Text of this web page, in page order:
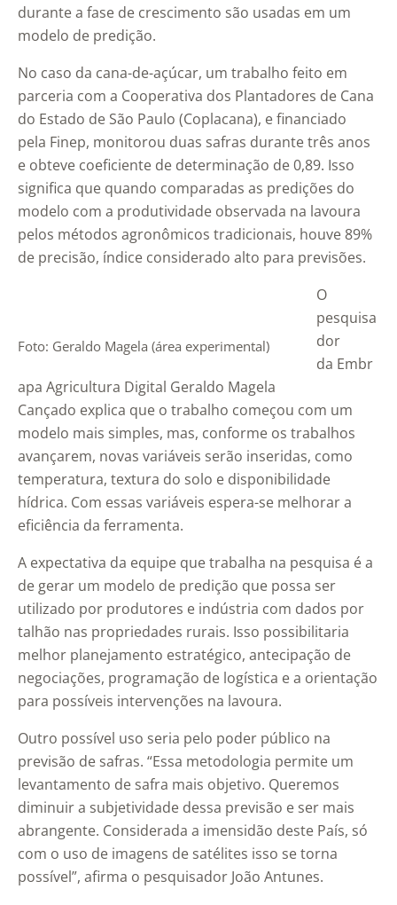
durante a fase de crescimento são usadas em um
modelo de predição.
No caso da cana-de-açúcar, um trabalho feito em
parceria com a Cooperativa dos Plantadores de Cana
do Estado de São Paulo (Coplacana), e financiado
pela Finep, monitorou duas safras durante três anos
e obteve coeficiente de determinação de 0,89. Isso
significa que quando comparadas as predições do
modelo com a produtividade observada na lavoura
pelos métodos agronômicos tradicionais, houve 89%
de precisão, índice considerado alto para previsões.
Foto: Geraldo Magela (área experimental)
O
pesquisa
dor
da Embr
apa Agricultura Digital Geraldo Magela
Cançado explica que o trabalho começou com um
modelo mais simples, mas, conforme os trabalhos
avançarem, novas variáveis serão inseridas, como
temperatura, textura do solo e disponibilidade
hídrica. Com essas variáveis espera-se melhorar a
eficiência da ferramenta.
A expectativa da equipe que trabalha na pesquisa é a
de gerar um modelo de predição que possa ser
utilizado por produtores e indústria com dados por
talhão nas propriedades rurais. Isso possibilitaria
melhor planejamento estratégico, antecipação de
negociações, programação de logística e a orientação
para possíveis intervenções na lavoura.
Outro possível uso seria pelo poder público na
previsão de safras. “Essa metodologia permite um
levantamento de safra mais objetivo. Queremos
diminuir a subjetividade dessa previsão e ser mais
abrangente. Considerada a imensidão deste País, só
com o uso de imagens de satélites isso se torna
possível”, afirma o pesquisador João Antunes.